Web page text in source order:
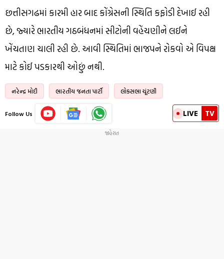
છત્તીસગઢમાં કારમી હાર બાદ કોંગ્રેસની સ્થિતિ કફોડી દેખાઈ રહી
છે, જ્યારે ભારતીય ગઠબંધનમાં સીટોની વહેંચણીને લઈને
ખેંચતાણ ચાલી રહી છે. આવી સ્થિતિમાં ભાજપને રોકવો એ વિપક્ષ
માટે કોઈ પડકારથી ઓછું નથી.
નરેન્દ્ર મોદી ભારતીય જનતા પાર્ટી લોકસભા ચૂંટણી
Follow Us LIVE TV